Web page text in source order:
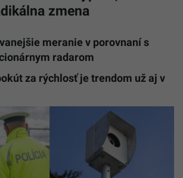
zmena
meranie v porovnaní s
radarom
za rýchlosť je trendom už aj v